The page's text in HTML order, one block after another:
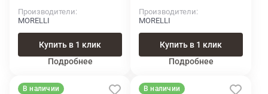
Производители
MORELLI
Купить в 1 клик
Подробнее
Производители
MORELLI
Купить в 1 клик
Подробнее
В наличии В наличии